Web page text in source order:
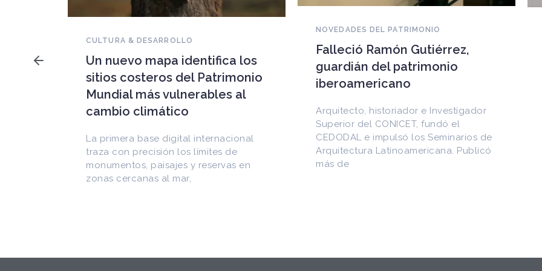
guardián del patrimonio
iberoamericano
Arquitecto, historiador e Investigador
CEDODAL e impulsó los Seminarios de
Arquitectura Latinoamericana. Publicó
más de
NOVEDADES DEL PATRIMONIO
EEUU devuelve a Cuba
documentos históricos
sustraídos del Archivo
en internet
Entre los materiales recuperados
figuran la Constitución de la Yaya de